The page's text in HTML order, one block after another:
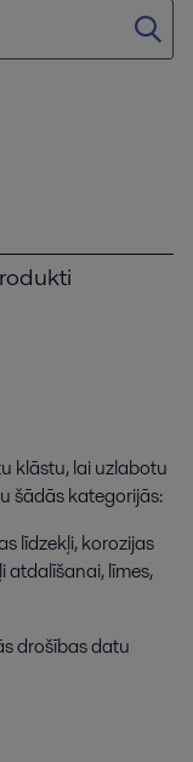
klāstu, lai uzlabotu
šādās kategorijās:
līdzekļi, korozijas
atdalīšanai, līmes,
drošības datu